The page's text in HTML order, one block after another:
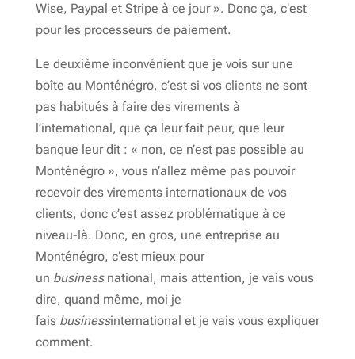
Wise, Paypal et Stripe à ce jour ». Donc ça, c’est
pour les processeurs de paiement.
Le deuxième inconvénient que je vois sur une
boîte au Monténégro, c’est si vos clients ne sont
pas habitués à faire des virements à
l’international, que ça leur fait peur, que leur
banque leur dit : « non, ce n’est pas possible au
Monténégro », vous n’allez même pas pouvoir
recevoir des virements internationaux de vos
clients, donc c’est assez problématique à ce
niveau-là. Donc, en gros, une entreprise au
Monténégro, c’est mieux pour
un businessnational, mais attention, je vais vous
dire, quand même, moi je
fais businessinternational et je vais vous expliquer
comment.